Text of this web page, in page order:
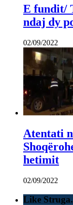
E fundit/
ndaj dy
02/09/2022
Atentati
hetimit
02/09/2022
Like